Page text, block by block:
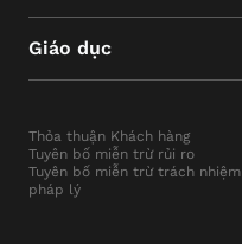
Giáo dục
Thỏa thuận Khách hàng
Tuyên bố miễn trừ rủi ro
Tuyên bố miễn trừ trách nhiệm
pháp lý